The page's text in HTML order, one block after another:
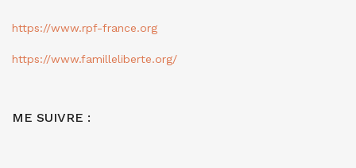
https://www.rpf-france.org
https://www.familleliberte.org/
ME SUIVRE :